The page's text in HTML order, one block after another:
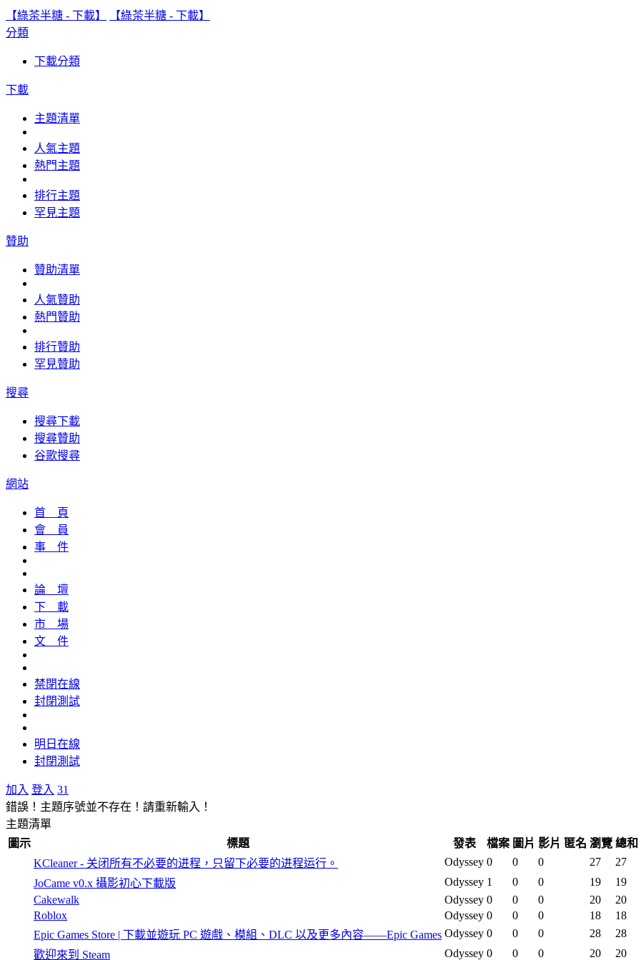
【綠茶半糖 - 下載】
【綠茶半糖 - 下載】
分類
下載分類
下載
主題清單
人氣主題
熱門主題
排行主題
罕見主題
贊助
贊助清單
人氣贊助
熱門贊助
排行贊助
罕見贊助
搜尋
搜尋下載
搜尋贊助
谷歌搜尋
網站
首 頁
會 員
事 件
論 壇
下 載
市 場
文 件
禁閉在線
封閉測試
明日在線
封閉測試
加入 登入 31
錯誤！主題序號並不存在！請重新輸入！
主題清單
圖示
標題 發表 檔案 圖片 影片 匿名 瀏覽 總和
KCleaner - 关闭所有不必要的进程，只留下必要的进程运行。
Odyssey 0 0 0 27 27
JoCame v0.x 攝影初心下載版
Odyssey 1 0 0 19 19
Cakewalk
Odyssey 0 0 0 20 20
Roblox
Odyssey 0 0 0 18 18
Epic Games Store | 下載並遊玩 PC 遊戲、模組、DLC 以及更多內容——Epic Games Odyssey 0 0 0 28 28
歡迎來到 Steam
Odyssey 0 0 0 20 20